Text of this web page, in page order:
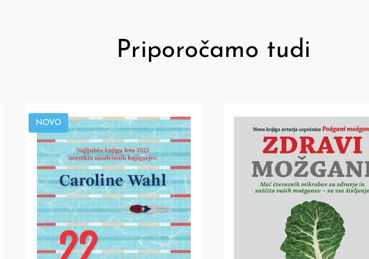
Priporočamo tudi
NOVO